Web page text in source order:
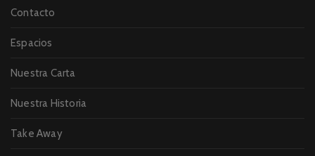
Contacto
Espacios
Nuestra Carta
Nuestra Historia
Take Away